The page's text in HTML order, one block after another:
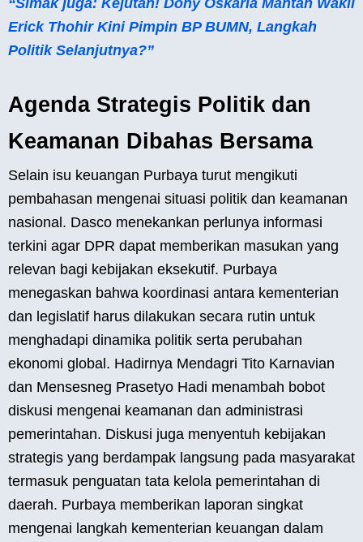
Erick Thohir Kini Pimpin BP BUMN, Langkah
Politik Selanjutnya?”
Agenda Strategis Politik dan
Keamanan Dibahas Bersama
Selain isu keuangan Purbaya turut mengikuti
pembahasan mengenai situasi politik dan keamanan
nasional. Dasco menekankan perlunya informasi
terkini agar DPR dapat memberikan masukan yang
relevan bagi kebijakan eksekutif. Purbaya
menegaskan bahwa koordinasi antara kementerian
dan legislatif harus dilakukan secara rutin untuk
menghadapi dinamika politik serta perubahan
ekonomi global. Hadirnya Mendagri Tito Karnavian
dan Mensesneg Prasetyo Hadi menambah bobot
diskusi mengenai keamanan dan administrasi
pemerintahan. Diskusi juga menyentuh kebijakan
strategis yang berdampak langsung pada masyarakat
termasuk penguatan tata kelola pemerintahan di
daerah. Purbaya memberikan laporan singkat
mengenai langkah kementerian keuangan dalam